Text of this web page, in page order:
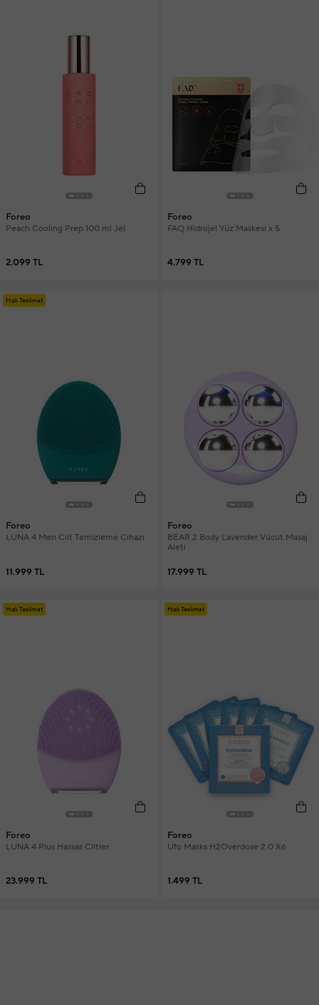
Foreo
Peach Cooling Prep 100 ml Jel
2.099 TL
Foreo
FAQ Hidrojel Yüz Maskesi x 5
4.799 TL
Hızlı Teslimat
Foreo
LUNA 4 Men Cilt Temizleme Cihazı
11.999 TL
Foreo
BEAR 2 Body Lavender Vücut Masaj
Aleti
17.999 TL
Hızlı Teslimat
Foreo
LUNA 4 Plus Hassas Ciltler
23.999 TL
Hızlı Teslimat
Foreo
Ufo Masks H2Overdose 2.0 X6
1.499 TL